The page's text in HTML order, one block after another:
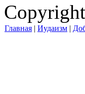
Главная | Иудаизм |